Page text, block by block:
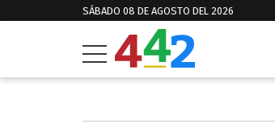
SÁBADO 08 DE AGOSTO DEL 2026